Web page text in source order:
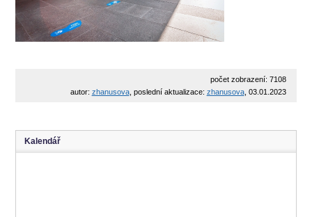
počet zobrazení: 7108
autor: zhanusova, poslední aktualizace: zhanusova, 03.01.2023
Kalendář